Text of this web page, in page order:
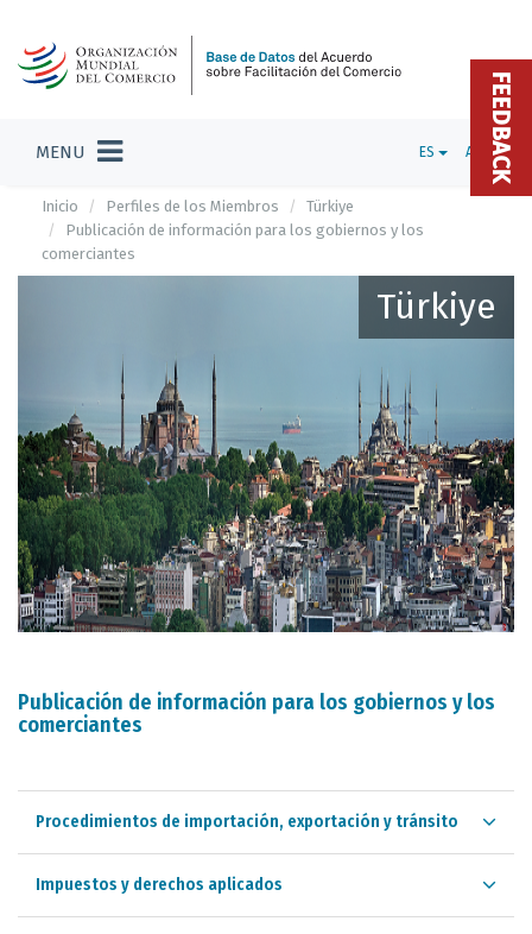
MENU ES ADMIN
Inicio Perfiles de los Miembros
Türkiye
Publicación de información para los gobiernos y los
comerciantes
Türkiye
Publicación de información para los gobiernos y los
comerciantes
Procedimientos de importación, exportación y tránsito
Impuestos y derechos aplicados
FEEDBACK